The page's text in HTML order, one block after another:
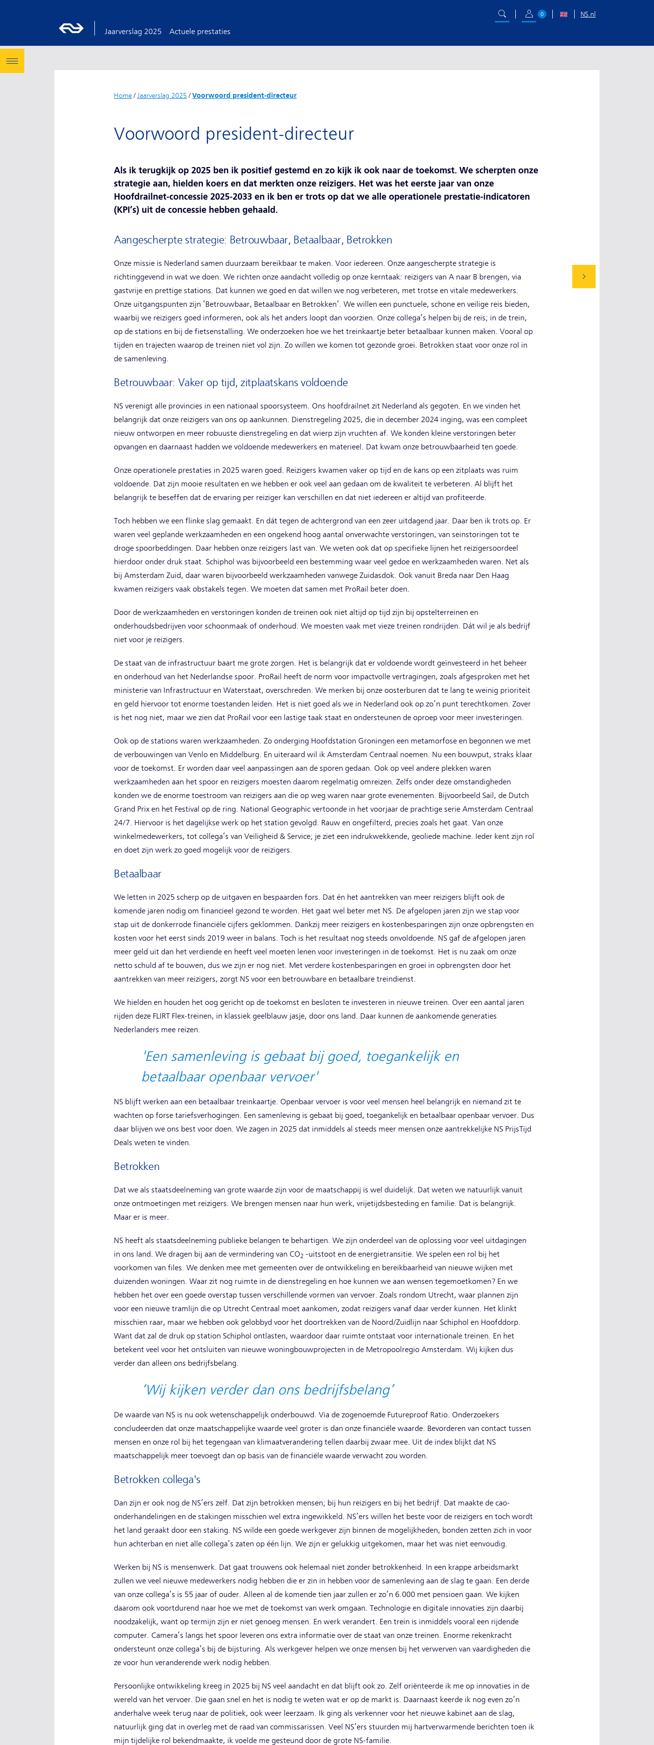
Jaarverslag 2025 Actuele prestaties
0 NS.nl
Home/ Jaarverslag 2025 /Voorwoord president-directeur
Voorwoord president-directeur
Als ik terugkijk op 2025 ben ik positief gestemd en zo kijk ik ook naar de toekomst. We scherpten onze
strategie aan, hielden koers en dat merkten onze reizigers. Het was het eerste jaar van onze
Hoofdrailnet-concessie 2025-2033 en ik ben er trots op dat we alle operationele prestatie-indicatoren
(KPI’s) uit de concessie hebben gehaald.
Aangescherpte strategie: Betrouwbaar, Betaalbaar, Betrokken
Onze missie is Nederland samen duurzaam bereikbaar te maken. Voor iedereen. Onze aangescherpte strategie is
richtinggevend in wat we doen. We richten onze aandacht volledig op onze kerntaak: reizigers van A naar B brengen, via
gastvrije en prettige stations. Dat kunnen we goed en dat willen we nog verbeteren, met trotse en vitale medewerkers.
Onze uitgangspunten zijn ‘Betrouwbaar, Betaalbaar en Betrokken’. We willen een punctuele, schone en veilige reis bieden,
waarbij we reizigers goed informeren, ook als het anders loopt dan voorzien. Onze collega’s helpen bij de reis; in de trein,
op de stations en bij de fietsenstalling. We onderzoeken hoe we het treinkaartje beter betaalbaar kunnen maken. Vooral op
tijden en trajecten waarop de treinen niet vol zijn. Zo willen we komen tot gezonde groei. Betrokken staat voor onze rol in
de samenleving.
Betrouwbaar: Vaker op tijd, zitplaatskans voldoende
NS verenigt alle provincies in een nationaal spoorsysteem. Ons hoofdrailnet zit Nederland als gegoten. En we vinden het
belangrijk dat onze reizigers van ons op aankunnen. Dienstregeling 2025, die in december 2024 inging, was een compleet
nieuw ontworpen en meer robuuste dienstregeling en dat wierp zijn vruchten af. We konden kleine verstoringen beter
opvangen en daarnaast hadden we voldoende medewerkers en materieel. Dat kwam onze betrouwbaarheid ten goede.
Onze operationele prestaties in 2025 waren goed. Reizigers kwamen vaker op tijd en de kans op een zitplaats was ruim
voldoende. Dat zijn mooie resultaten en we hebben er ook veel aan gedaan om de kwaliteit te verbeteren. Al blijft het
belangrijk te beseffen dat de ervaring per reiziger kan verschillen en dat niet iedereen er altijd van profiteerde.
Toch hebben we een flinke slag gemaakt. En dát tegen de achtergrond van een zeer uitdagend jaar. Daar ben ik trots op. Er
waren veel geplande werkzaamheden en een ongekend hoog aantal onverwachte verstoringen, van seinstoringen tot te
droge spoorbeddingen. Daar hebben onze reizigers last van. We weten ook dat op specifieke lijnen het reizigersoordeel
hierdoor onder druk staat. Schiphol was bijvoorbeeld een bestemming waar veel gedoe en werkzaamheden waren. Net als
bij Amsterdam Zuid, daar waren bijvoorbeeld werkzaamheden vanwege Zuidasdok. Ook vanuit Breda naar Den Haag
kwamen reizigers vaak obstakels tegen. We moeten dat samen met ProRail beter doen.
Door de werkzaamheden en verstoringen konden de treinen ook niet altijd op tijd zijn bij opstelterreinen en
onderhoudsbedrijven voor schoonmaak of onderhoud. We moesten vaak met vieze treinen rondrijden. Dát wil je als bedrijf
niet voor je reizigers.
De staat van de infrastructuur baart me grote zorgen. Het is belangrijk dat er voldoende wordt geïnvesteerd in het beheer
en onderhoud van het Nederlandse spoor. ProRail heeft de norm voor impactvolle vertragingen, zoals afgesproken met het
ministerie van Infrastructuur en Waterstaat, overschreden. We merken bij onze oosterburen dat te lang te weinig prioriteit
en geld hiervoor tot enorme toestanden leiden. Het is niet goed als we in Nederland ook op zo’n punt terechtkomen. Zover
is het nog niet, maar we zien dat ProRail voor een lastige taak staat en ondersteunen de oproep voor meer investeringen.
Ook op de stations waren werkzaamheden. Zo onderging Hoofdstation Groningen een metamorfose en begonnen we met
de verbouwingen van Venlo en Middelburg. En uiteraard wil ik Amsterdam Centraal noemen. Nu een bouwput, straks klaar
voor de toekomst. Er worden daar veel aanpassingen aan de sporen gedaan. Ook op veel andere plekken waren
werkzaamheden aan het spoor en reizigers moesten daarom regelmatig omreizen. Zelfs onder deze omstandigheden
konden we de enorme toestroom van reizigers aan die op weg waren naar grote evenementen. Bijvoorbeeld Sail, de Dutch
Grand Prix en het Festival op de ring. National Geographic vertoonde in het voorjaar de prachtige serie Amsterdam Centraal
24/7. Hiervoor is het dagelijkse werk op het station gevolgd. Rauw en ongefilterd, precies zoals het gaat. Van onze
winkelmedewerkers, tot collega’s van Veiligheid & Service; je ziet een indrukwekkende, geoliede machine. Ieder kent zijn rol
en doet zijn werk zo goed mogelijk voor de reizigers.
Betaalbaar
We letten in 2025 scherp op de uitgaven en bespaarden fors. Dat én het aantrekken van meer reizigers blijft ook de
komende jaren nodig om financieel gezond te worden. Het gaat wel beter met NS. De afgelopen jaren zijn we stap voor
stap uit de donkerrode financiële cijfers geklommen. Dankzij meer reizigers en kostenbesparingen zijn onze opbrengsten en
kosten voor het eerst sinds 2019 weer in balans. Toch is het resultaat nog steeds onvoldoende. NS gaf de afgelopen jaren
meer geld uit dan het verdiende en heeft veel moeten lenen voor investeringen in de toekomst. Het is nu zaak om onze
netto schuld af te bouwen, dus we zijn er nog niet. Met verdere kostenbesparingen en groei in opbrengsten door het
aantrekken van meer reizigers, zorgt NS voor een betrouwbare en betaalbare treindienst.
We hielden en houden het oog gericht op de toekomst en besloten te investeren in nieuwe treinen. Over een aantal jaren
rijden deze FLIRT Flex-treinen, in klassiek geelblauw jasje, door ons land. Daar kunnen de aankomende generaties
Nederlanders mee reizen.
'Een samenleving is gebaat bij goed, toegankelijk en
betaalbaar openbaar vervoer'
NS blijft werken aan een betaalbaar treinkaartje. Openbaar vervoer is voor veel mensen heel belangrijk en niemand zit te
wachten op forse tariefsverhogingen. Een samenleving is gebaat bij goed, toegankelijk en betaalbaar openbaar vervoer. Dus
daar blijven we ons best voor doen. We zagen in 2025 dat inmiddels al steeds meer mensen onze aantrekkelijke NS PrijsTijd
Deals weten te vinden.
Betrokken
Dat we als staatsdeelneming van grote waarde zijn voor de maatschappij is wel duidelijk. Dat weten we natuurlijk vanuit
onze ontmoetingen met reizigers. We brengen mensen naar hun werk, vrijetijdsbesteding en familie. Dat is belangrijk.
Maar er is meer.
NS heeft als staatsdeelneming publieke belangen te behartigen. We zijn onderdeel van de oplossing voor veel uitdagingen
in ons land. We dragen bij aan de vermindering van CO2 -uitstoot en de energietransitie. We spelen een rol bij het
voorkomen van files. We denken mee met gemeenten over de ontwikkeling en bereikbaarheid van nieuwe wijken met
duizenden woningen. Waar zit nog ruimte in de dienstregeling en hoe kunnen we aan wensen tegemoetkomen? En we
hebben het over een goede overstap tussen verschillende vormen van vervoer. Zoals rondom Utrecht, waar plannen zijn
voor een nieuwe tramlijn die op Utrecht Centraal moet aankomen, zodat reizigers vanaf daar verder kunnen. Het klinkt
misschien raar, maar we hebben ook gelobbyd voor het doortrekken van de Noord/Zuidlijn naar Schiphol en Hoofddorp.
Want dat zal de druk op station Schiphol ontlasten, waardoor daar ruimte ontstaat voor internationale treinen. En het
betekent veel voor het ontsluiten van nieuwe woningbouwprojecten in de Metropoolregio Amsterdam. Wij kijken dus
verder dan alleen ons bedrijfsbelang.
‘Wij kijken verder dan ons bedrijfsbelang’
De waarde van NS is nu ook wetenschappelijk onderbouwd. Via de zogenoemde Futureproof Ratio. Onderzoekers
concludeerden dat onze maatschappelijke waarde veel groter is dan onze financiële waarde. Bevorderen van contact tussen
mensen en onze rol bij het tegengaan van klimaatverandering tellen daarbij zwaar mee. Uit de index blijkt dat NS
maatschappelijk meer toevoegt dan op basis van de financiële waarde verwacht zou worden.
Betrokken collega's
Dan zijn er ook nog de NS’ers zelf. Dat zijn betrokken mensen; bij hun reizigers en bij het bedrijf. Dat maakte de cao-
onderhandelingen en de stakingen misschien wel extra ingewikkeld. NS’ers willen het beste voor de reizigers en toch wordt
het land geraakt door een staking. NS wilde een goede werkgever zijn binnen de mogelijkheden, bonden zetten zich in voor
hun achterban en niet alle collega’s zaten op één lijn. We zijn er gelukkig uitgekomen, maar het was niet eenvoudig.
Werken bij NS is mensenwerk. Dat gaat trouwens ook helemaal niet zonder betrokkenheid. In een krappe arbeidsmarkt
zullen we veel nieuwe medewerkers nodig hebben die er zin in hebben voor de samenleving aan de slag te gaan. Een derde
van onze collega’s is 55 jaar of ouder. Alleen al de komende tien jaar zullen er zo’n 6.000 met pensioen gaan. We kijken
daarom ook voortdurend naar hoe we met de toekomst van werk omgaan. Technologie en digitale innovaties zijn daarbij
noodzakelijk, want op termijn zijn er niet genoeg mensen. En werk verandert. Een trein is inmiddels vooral een rijdende
computer. Camera’s langs het spoor leveren ons extra informatie over de staat van onze treinen. Enorme rekenkracht
ondersteunt onze collega’s bij de bijsturing. Als werkgever helpen we onze mensen bij het verwerven van vaardigheden die
ze voor hun veranderende werk nodig hebben.
Persoonlijke ontwikkeling kreeg in 2025 bij NS veel aandacht en dat blijft ook zo. Zelf oriënteerde ik me op innovaties in de
wereld van het vervoer. Die gaan snel en het is nodig te weten wat er op de markt is. Daarnaast keerde ik nog even zo’n
anderhalve week terug naar de politiek, ook weer leerzaam. Ik ging als verkenner voor het nieuwe kabinet aan de slag,
natuurlijk ging dat in overleg met de raad van commissarissen. Veel NS’ers stuurden mij hartverwarmende berichten toen ik
mijn tijdelijke rol bekendmaakte, ik voelde me gesteund door de grote NS-familie.